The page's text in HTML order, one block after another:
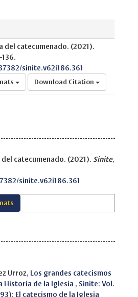
del catecumenado. (2021).
136.
sinite.v62i186.361
Download Citation
catecumenado. (2021). Sinite,
sinite.v62i186.361
Urroz, Los grandes catecismos
Historia de la Iglesia , Sinite: Vol.
El catecismo de la Iglesia